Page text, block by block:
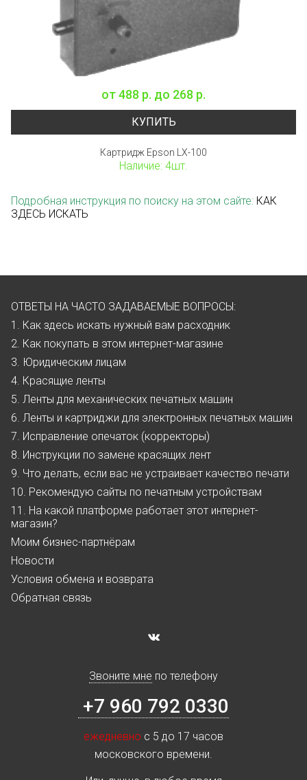
от488 р. до 268 р.
КУПИТЬ
Картридж Epson LX-100
Наличие: 4шт.
Подробная инструкция по поиску на этом сайте: КАК
ЗДЕСЬ ИСКАТЬ
ОТВЕТЫ НА ЧАСТО ЗАДАВАЕМЫЕ ВОПРОСЫ:
1. Как здесь искать нужный вам расходник
2. Как покупать в этом интернет-магазине
3. Юридическим лицам
4. Красящие ленты
5. Ленты для механических печатных машин
6. Ленты и картриджи для электронных печатных машин
7. Исправление опечаток (корректоры)
8. Инструкции по замене красящих лент
9. Что делать, если вас не устраивает качество печати
10. Рекомендую сайты по печатным устройствам
11. На какой платформе работает этот интернет-
магазин?
Моим бизнес-партнёрам
Новости
Условия обмена и возврата
Обратная связь
Звоните мне по телефону
+7 960 792 0330
ежедневно с 5 до 17 часов
московского времени.